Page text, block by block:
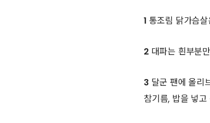
1 통조림 닭가슴
2 대파는 흰부분
3 달군 팬에 올리
참기름, 밥을 넣